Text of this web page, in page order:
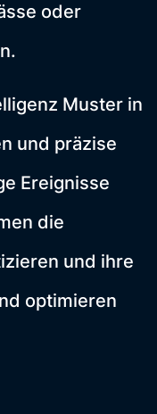
oder
Muster in
und präzise
Ereignisse
die
und ihre
optimieren